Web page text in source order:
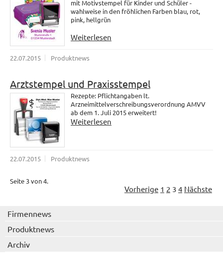
mit Motivstempel für Kinder und Schüler -
wahlweise in den fröhlichen Farben blau, rot,
pink, hellgrün
Weiterlesen
22.07.2015 Produktnews
Arztstempel und Praxisstempel
Rezepte: Pflichtangaben lt.
Arzneimittelverschreibungsverordnung AMVV
ab dem 1. Juli 2015 erweitert!
Weiterlesen
22.07.2015 Produktnews
Seite 3 von 4.
Vorherige 1 2 3 4 Nächste
Firmennews
Produktnews
Archiv